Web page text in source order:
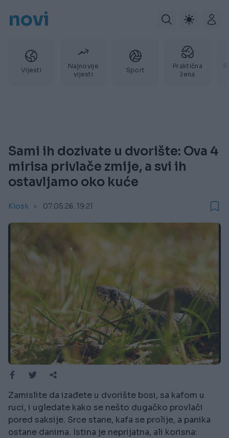
novi
Vijesti
Najnovije
vijesti
Sport
Praktična
žena
Sami ih dozivate u dvorište: Ova 4
mirisa privlače zmije, a svi ih
ostavljamo oko kuće
Kiosk 07.05.26. 19:21
Zamislite da izađete u dvorište bosi, sa kafom u
ruci, i ugledate kako se nešto dugačko provlači
pored saksije. Srce stane, kafa se prolije, a panika
ostane danima. Istina je neprijatna, ali korisna: